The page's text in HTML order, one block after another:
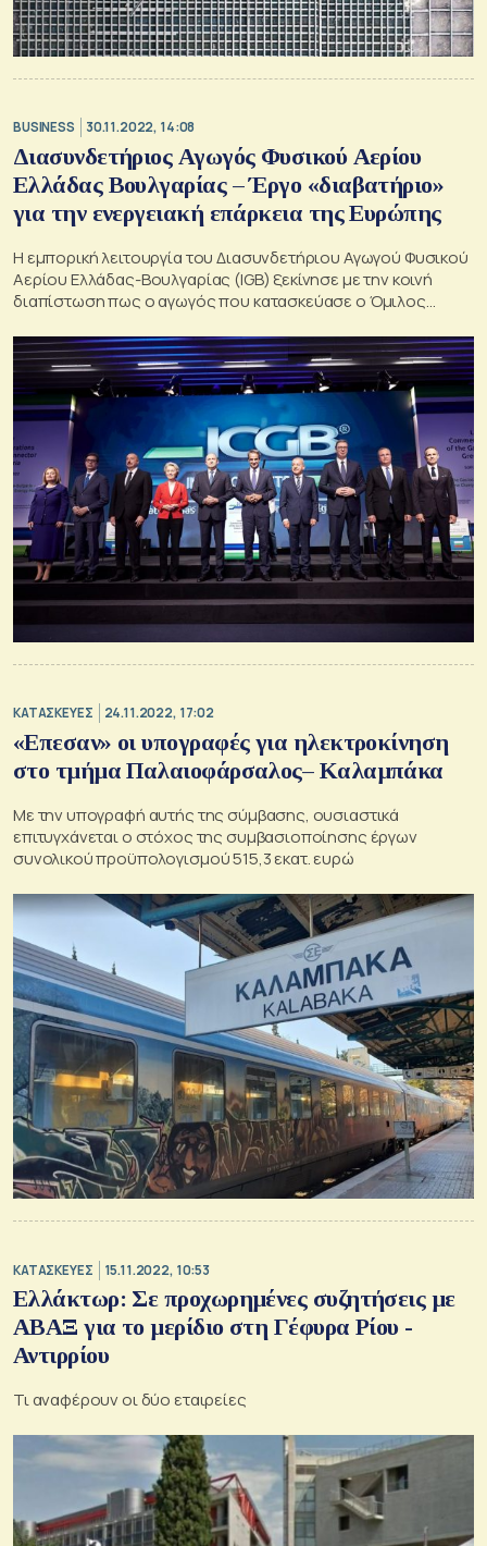
BUSINESS 30.11.2022, 14:08
Διασυνδετήριος Αγωγός Φυσικού Αερίου
Ελλάδας Βουλγαρίας – Έργο «διαβατήριο»
για την ενεργειακή επάρκεια της Ευρώπης
Η εμπορική λειτουργία του Διασυνδετήριου Αγωγού Φυσικού
Αερίου Ελλάδας-Βουλγαρίας (IGB) ξεκίνησε με την κοινή
διαπίστωση πως ο αγωγός που κατασκεύασε ο Όμιλος
όλες τις διασυνδεδεμένες χώρες και αλλάζει τον ενεργειακό
χάρτη της περιοχής
ΚΑΤΑΣΚΕΥΕΣ 24.11.2022, 17:02
«Επεσαν» οι υπογραφές για ηλεκτροκίνηση
στο τμήμα Παλαιοφάρσαλος– Καλαμπάκα
Με την υπογραφή αυτής της σύμβασης, ουσιαστικά
επιτυγχάνεται ο στόχος της συμβασιοποίησης έργων
συνολικού προϋπολογισμού 515,3 εκατ. ευρώ
ΚΑΤΑΣΚΕΥΕΣ 15.11.2022, 10:53
Ελλάκτωρ: Σε προχωρημένες συζητήσεις με
ΑΒΑΞ για το μερίδιο στη Γέφυρα Ρίου -
Αντιρρίου
Τι αναφέρουν οι δύο εταιρείες